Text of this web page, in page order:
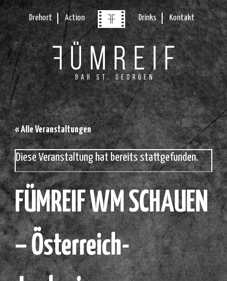
Drehort Action Drinks Kontakt
« Alle Veranstaltungen
Diese Veranstaltung hat bereits stattgefunden.
FÜMREIF WM SCHAUEN
– Österreich-